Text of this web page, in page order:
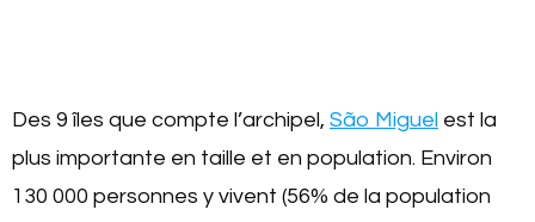
Des 9 îles que compte l’archipel, São Miguel est la
plus importante en taille et en population. Environ
130 000 personnes y vivent (56% de la population